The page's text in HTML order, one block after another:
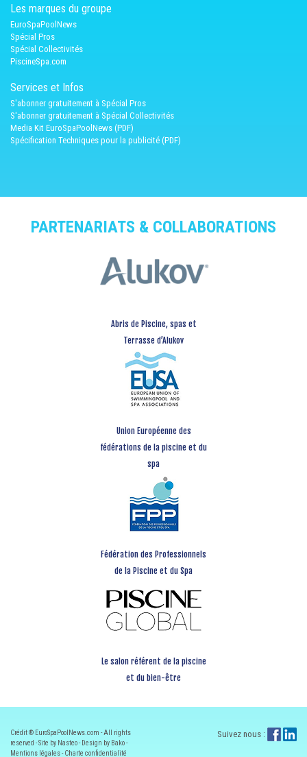
Les marques du groupe
EuroSpaPoolNews
Spécial Pros
Spécial Collectivités
PiscineSpa.com
Services et Infos
S'abonner gratuitement à Spécial Pros
S'abonner gratuitement à Spécial Collectivités
Media Kit EuroSpaPoolNews (PDF)
Spécification Techniques pour la publicité (PDF)
PARTENARIATS & COLLABORATIONS
Abris de Piscine, spas et
Terrasse d’Alukov
Union Européenne des
fédérations de la piscine et du
spa
Fédération des Professionnels
de la Piscine et du Spa
Le salon référent de la piscine
et du bien-être
Crédit ® EuroSpaPoolNews.com - All rights
reserved - Site by Nasteo - Design by Bako -
Mentions légales-Charte confidentialité
Suivez nous :